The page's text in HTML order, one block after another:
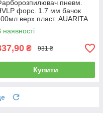
пневм.
форс. 1.7 мм бачок
верх.пласт. AUARITA
827B-1.7
наявності
₴ 931 ₴
Купити